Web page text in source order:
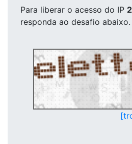
Para liberar o acesso do IP
responda ao desafio abaixo.